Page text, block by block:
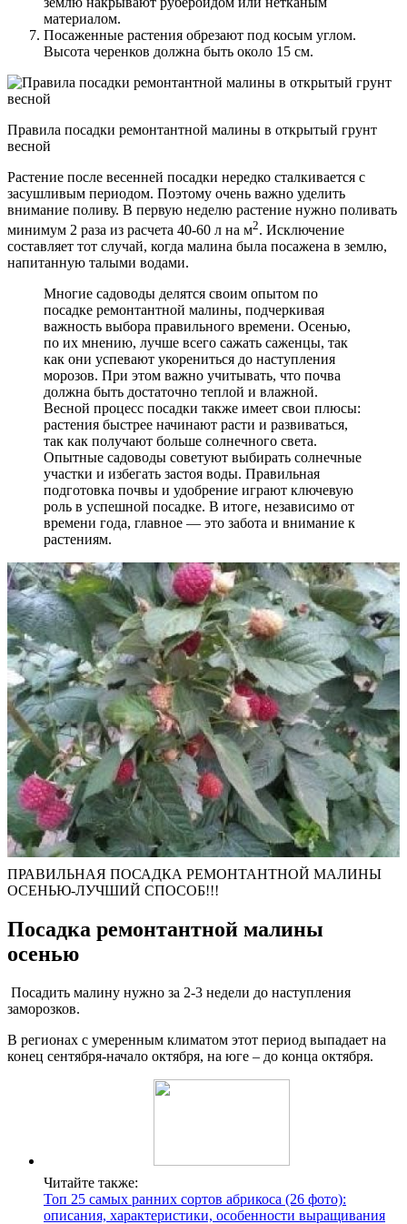
материалом.
Посаженные растения обрезают под косым углом.
Высота черенков должна быть около 15 см.
Правила посадки ремонтантной малины в открытый грунт
весной
Растение после весенней посадки нередко сталкивается с
засушливым периодом. Поэтому очень важно уделить
внимание поливу. В первую неделю растение нужно поливать
минимум 2 раза из расчета 40-60 л на м2. Исключение
составляет тот случай, когда малина была посажена в землю,
напитанную талыми водами.
Многие садоводы делятся своим опытом по
посадке ремонтантной малины, подчеркивая
важность выбора правильного времени. Осенью,
по их мнению, лучше всего сажать саженцы, так
как они успевают укорениться до наступления
морозов. При этом важно учитывать, что почва
должна быть достаточно теплой и влажной.
Весной процесс посадки также имеет свои плюсы:
растения быстрее начинают расти и развиваться,
так как получают больше солнечного света.
Опытные садоводы советуют выбирать солнечные
участки и избегать застоя воды. Правильная
подготовка почвы и удобрение играют ключевую
роль в успешной посадке. В итоге, независимо от
времени года, главное — это забота и внимание к
растениям.
ПРАВИЛЬНАЯ ПОСАДКА РЕМОНТАНТНОЙ МАЛИНЫ
ОСЕНЬЮ-ЛУЧШИЙ СПОСОБ!!!
Посадка ремонтантной малины
осенью
Посадить малину нужно за 2-3 недели до наступления
заморозков.
В регионах с умеренным климатом этот период выпадает на
конец сентября-начало октября, на юге – до конца октября.
Читайте также:
Топ 25 самых ранних сортов абрикоса (26 фото):
описания, характеристики, особенности выращивания